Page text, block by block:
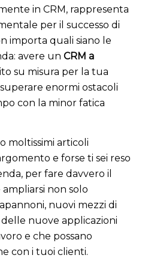
in CRM, rappresenta
per il successo di
importa quali siano le
avere un CRM a
su misura per la tua
enormi ostacoli
con la minor fatica
moltissimi articoli
e forse ti sei reso
per fare davvero il
non solo
nuovi mezzi di
nuove applicazioni
e che possano
con i tuoi clienti.